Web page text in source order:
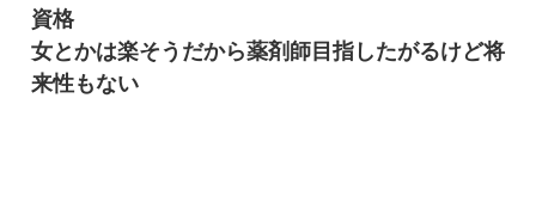
資格
女とかは楽そうだから薬剤師目指したがるけど将
来性もない